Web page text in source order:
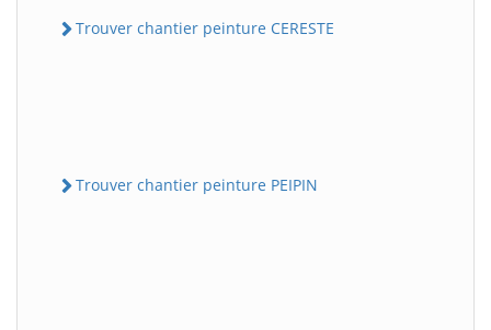
Trouver chantier peinture CERESTE
Trouver chantier peinture PEIPIN